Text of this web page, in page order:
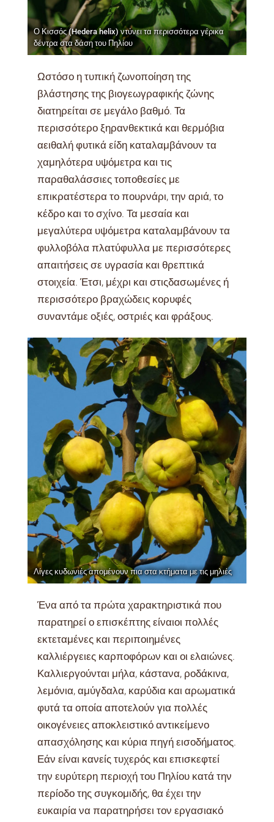
Ο Κισσός (Hedera helix) ντύνει τα περισσότερα γέρικα
δέντρα στα δάση του Πηλίου
Ωστόσο η τυπική ζωνοποίηση της
βλάστησης της βιογεωγραφικής ζώνης
διατηρείται σε μεγάλο βαθμό. Τα
περισσότερο ξηρανθεκτικά και θερμόβια
αειθαλή φυτικά είδη καταλαμβάνουν τα
χαμηλότερα υψόμετρα και τις
παραθαλάσσιες τοποθεσίες με
επικρατέστερα το πουρνάρι, την αριά, το
κέδρο και το σχίνο. Τα μεσαία και
μεγαλύτερα υψόμετρα καταλαμβάνουν τα
φυλλοβόλα πλατύφυλλα με περισσότερες
απαιτήσεις σε υγρασία και θρεπτικά
στοιχεία. Έτσι, μέχρι και στιςδασωμένες ή
περισσότερο βραχώδεις κορυφές
συναντάμε οξιές, οστριές και φράξους.
Λίγες κυδωνιές απομένουν πια στα κτήματα με τις μηλιές
Ένα από τα πρώτα χαρακτηριστικά που
παρατηρεί ο επισκέπτης είναιοι πολλές
εκτεταμένες και περιποιημένες
καλλιέργειες καρποφόρων και οι ελαιώνες.
Καλλιεργούνται μήλα, κάστανα, ροδάκινα,
λεμόνια, αμύγδαλα, καρύδια και αρωματικά
φυτά τα οποία αποτελούν για πολλές
οικογένειες αποκλειστικό αντικείμενο
απασχόλησης και κύρια πηγή εισοδήματος.
Εάν είναι κανείς τυχερός και επισκεφτεί
την ευρύτερη περιοχή του Πηλίου κατά την
περίοδο της συγκομιδής, θα έχει την
ευκαιρία να παρατηρήσει τον εργασιακό